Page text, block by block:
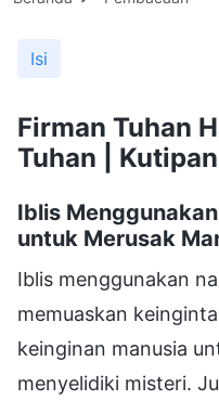
Isi
Firman Tuhan
Tuhan |
Iblis
untuk Merusak
Iblis menggunakan
memuaskan
keinginan manusia
menyelidiki misteri.